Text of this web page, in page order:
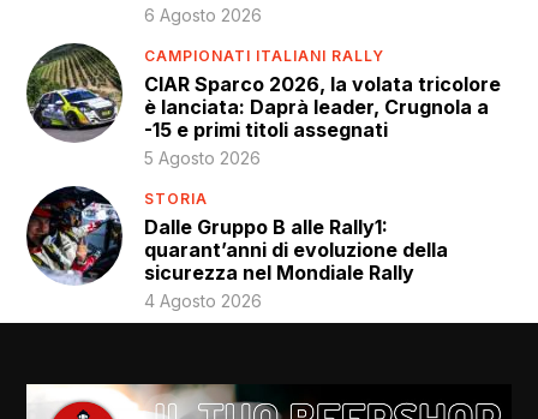
6 Agosto 2026
CAMPIONATI ITALIANI RALLY
CIAR Sparco 2026, la volata tricolore
è lanciata: Daprà leader, Crugnola a
-15 e primi titoli assegnati
5 Agosto 2026
STORIA
Dalle Gruppo B alle Rally1:
quarant’anni di evoluzione della
sicurezza nel Mondiale Rally
4 Agosto 2026